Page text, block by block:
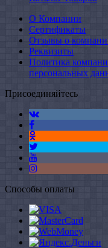
О Компании
Сертификаты
Отзывы о
Реквизиты
Политика
персональных
Присоединяйтесь
Способы оплаты